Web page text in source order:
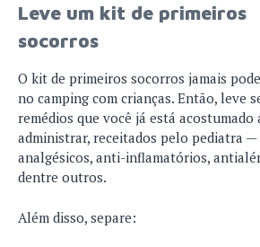
Leve um kit de primeiros
socorros
O kit de primeiros socorros jamais
no camping com crianças. Então, leve
remédios que você já está acostumado
administrar, receitados pelo pediatra —
analgésicos, anti-inflamatórios,
dentre outros.
Além disso, separe: